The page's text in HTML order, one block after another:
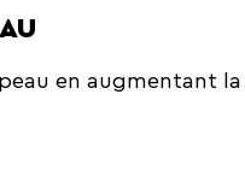
en augmentant